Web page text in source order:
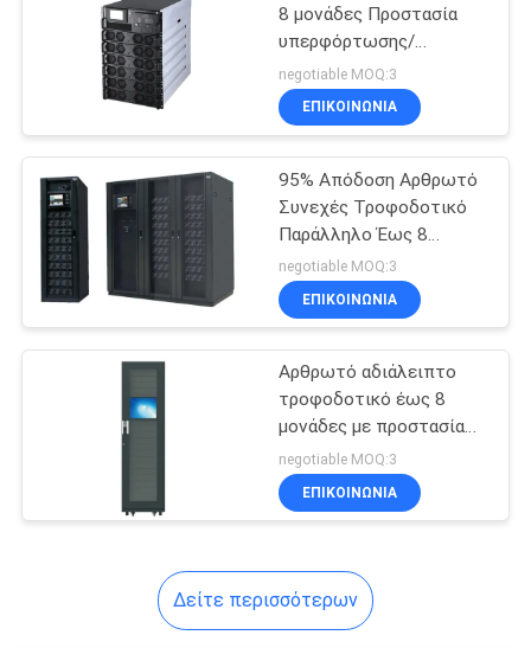
Εγχώρια αποθήκη
αναστροφέων
δύναμης
Μίνι συνεχές
ρεύμα UPS
πακέτο μπαταριών
8 μονάδες Προστασία
υπερφόρτωσης/
βραχυκυκλώματος/
υπέρβασης
θερμοκρασίας
negotiable MOQ:3
ΕΠΙΚΟΙΝΩΝΙΑ
95% Απόδοση Αρθρωτό
Συνεχές Τροφοδοτικό
Παράλληλο Έως 8
Μονάδες Συχνότητα
50/60Hz
negotiable MOQ:3
ΕΠΙΚΟΙΝΩΝΙΑ
Αρθρωτό αδιάλειπτο
τροφοδοτικό έως 8
μονάδες με προστασία
υπερφόρτωσης/
βραχυκυκλώματος/
υπέρβασης
negotiable MOQ:3
ΕΠΙΚΟΙΝΩΝΙΑ
Δείτε περισσότερων